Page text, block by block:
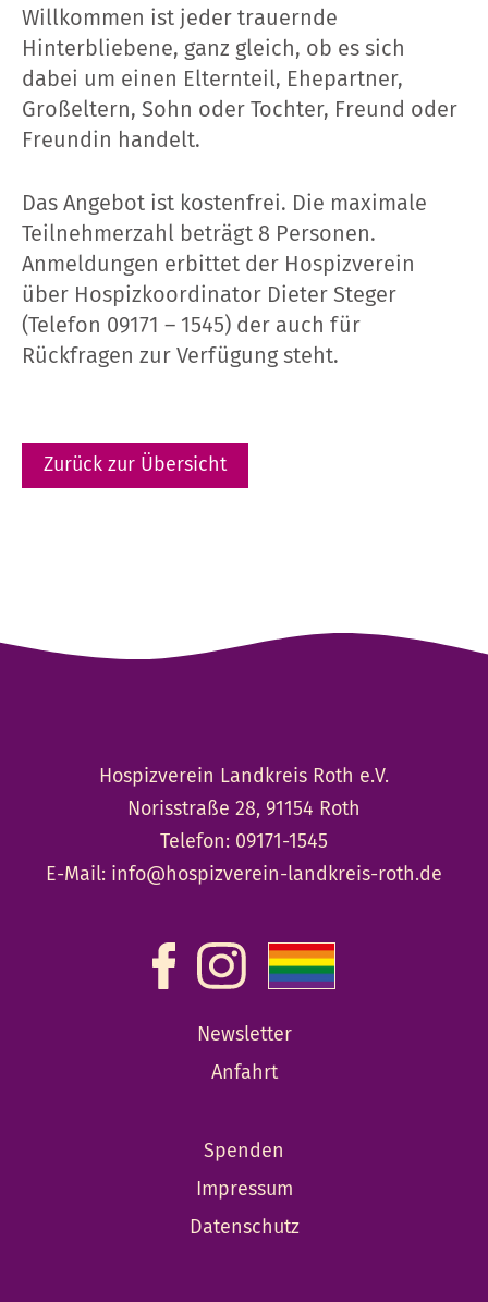
Willkommen ist jeder trauernde
Hinterbliebene, ganz gleich, ob es sich
dabei um einen Elternteil, Ehepartner,
Großeltern, Sohn oder Tochter, Freund oder
Freundin handelt.
Das Angebot ist kostenfrei. Die maximale
Teilnehmerzahl beträgt 8 Personen.
Anmeldungen erbittet der Hospizverein
über Hospizkoordinator Dieter Steger
(Telefon 09171 – 1545) der auch für
Rückfragen zur Verfügung steht.
Zurück zur Übersicht
Hospizverein Landkreis Roth e.V.
Norisstraße 28, 91154 Roth
Telefon: 09171-1545
E-Mail: info@hospizverein-landkreis-roth.de
Newsletter
Anfahrt
Spenden
Impressum
Datenschutz